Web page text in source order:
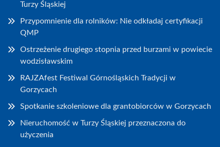
Turzy Śląskiej
Przypomnienie dla rolników: Nie odkładaj certyfikacji
QMP
Ostrzeżenie drugiego stopnia przed burzami w powiecie
wodzisławskim
RAJZAfest Festiwal Górnośląskich Tradycji w
Gorzycach
Spotkanie szkoleniowe dla grantobiorców w Gorzycach
Nieruchomość w Turzy Śląskiej przeznaczona do
użyczenia